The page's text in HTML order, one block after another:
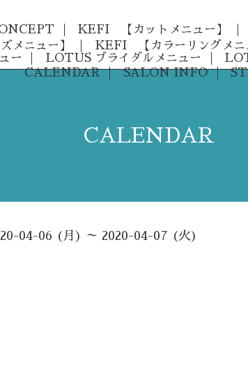
KEFI 【カットメニュー】
メニュー】
KEFI 【カラーリングメニ
ー
LOTUS ブライダルメニュー
CALENDAR
SALON INFO
CALENDAR
04-06 (月) ～ 2020-04-07 (火)